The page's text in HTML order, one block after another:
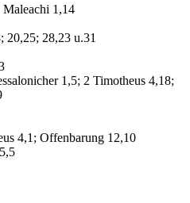
Maleachi 1,14
20,25; 28,23 u.31
1,5; 2 Timotheus 4,18;
4,1; Offenbarung 12,10